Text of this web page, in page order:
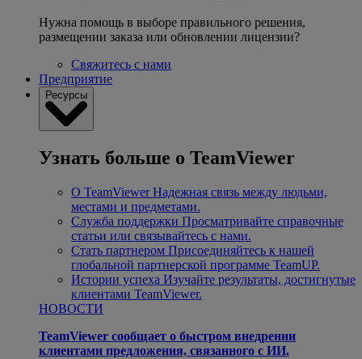
Нужна помощь в выборе правильного решения,
размещении заказа или обновлении лицензии?
Свяжитесь с нами
Предприятие
Ресурсы
Узнать больше о TeamViewer
О TeamViewer Надежная связь между людьми,
местами и предметами.
Служба поддержки Просматривайте справочные
статьи или связывайтесь с нами.
Стать партнером Присоединяйтесь к нашей
глобальной партнерской программе TeamUP.
Истории успеха Изучайте результаты, достигнутые
клиентами TeamViewer.
НОВОСТИ
TeamViewer сообщает о быстром внедрении
клиентами предложения, связанного с ИИ.